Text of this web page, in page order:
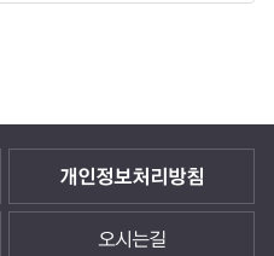
개인정보처리방침
오시는길